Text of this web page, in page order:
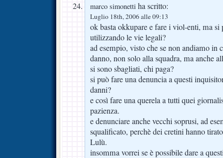
marco simonetti ha scritto:
Luglio 18th, 2006 alle 09:13
ok basta okkupare e fare i viol-enti, ma si
utilizzando le vie legali?
ad esempio, visto che se non andiamo in
danno, non solo alla squadra, ma anche
si sono sbagliati, chi paga?
si può fare una denuncia a questi
danni?
e così fare una querela a tutti quei
pazienza.
e denunciare anche vecchi soprusi, ad
squalificato, perchè dei cretini hanno
Lulù.
insomma vorrei se è possibile dare a